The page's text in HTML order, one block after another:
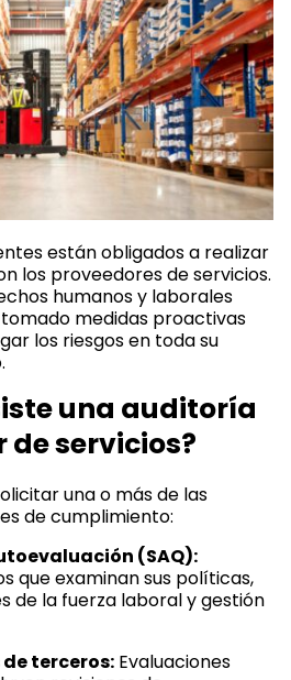
están obligados a realizar
los proveedores de servicios.
humanos y laborales
medidas proactivas
los riesgos en toda su
una auditoría
de servicios?
una o más de las
de cumplimiento:
(SAQ):
que examinan sus políticas,
de la fuerza laboral y gestión
terceros: Evaluaciones